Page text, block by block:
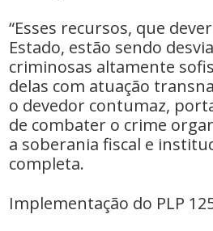
“Esses recursos, que
Estado, estão sendo
criminosas altamente
delas com atuação
o devedor contumaz,
de combater o crime
a soberania fiscal e
completa.
Implementação do PLP